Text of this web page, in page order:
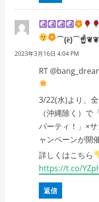
⌒(ё)⌒☝
2023年3月16日 4:04 PM
RT
3/22(水)より、
（沖縄除く）で
パーティ！」×
ャンペーンが開
詳しくはこちら
https://t.co/
返信